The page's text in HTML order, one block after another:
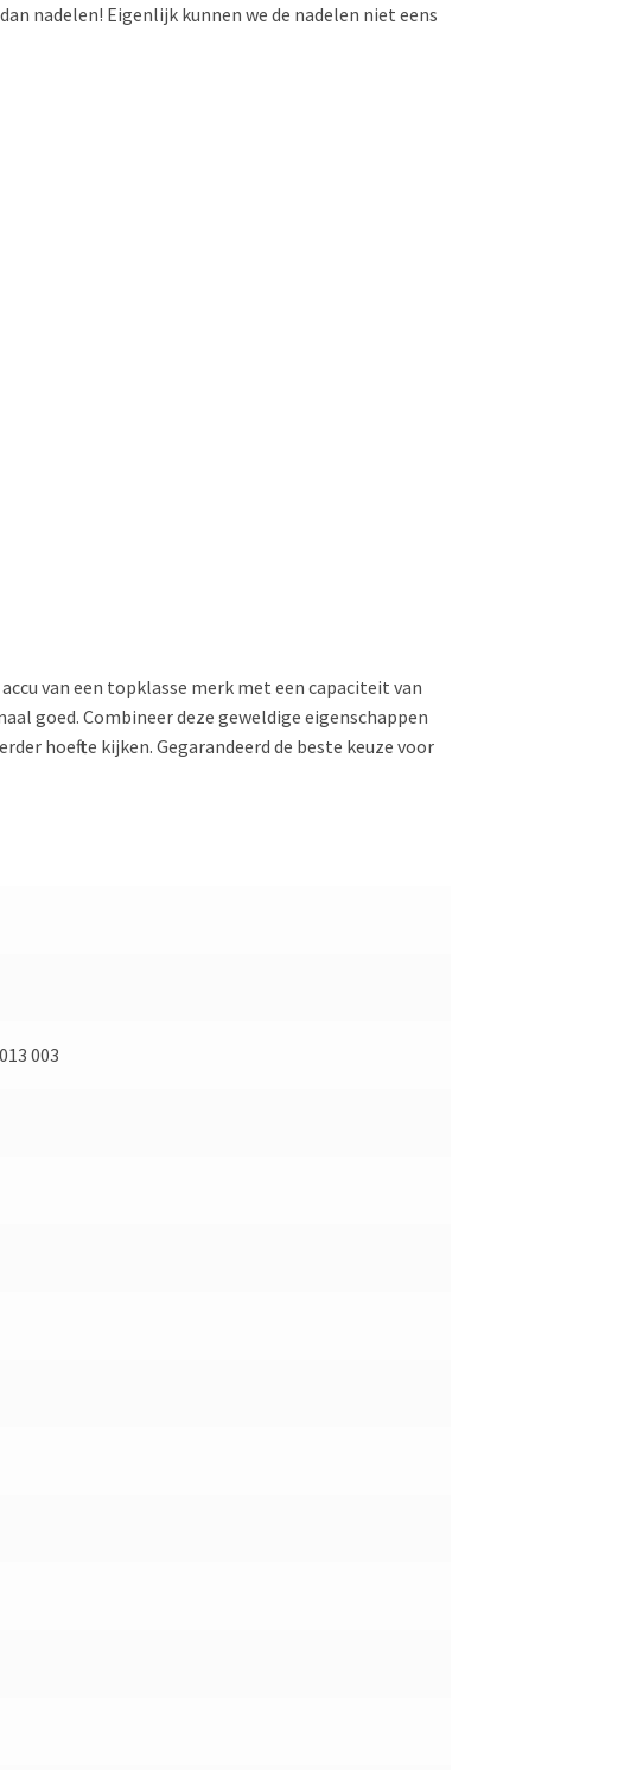
nadelen! Eigenlijk kunnen we de nadelen niet eens
van een topklasse merk met een capaciteit van
goed. Combineer deze geweldige eigenschappen
hoeft te kijken. Gegarandeerd de beste keuze voor
003